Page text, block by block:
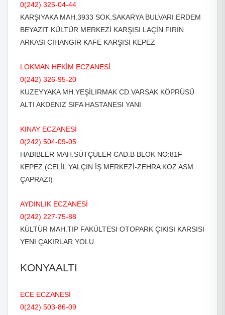
0(242) 325-04-44
KARŞIYAKA MAH.3933 SOK.SAKARYA BULVARI ERDEM
BEYAZIT KÜLTÜR MERKEZİ KARŞISI LAÇİN FIRIN
ARKASI CİHANGİR KAFE KARŞISI KEPEZ
LOKMAN HEKİM ECZANESİ
0(242) 326-95-20
KUZEYYAKA MH.YEŞİLIRMAK CD.VARSAK KÖPRÜSÜ
ALTI AKDENIZ SIFA HASTANESI YANI
KINAY ECZANESİ
0(242) 504-09-05
HABİBLER MAH.SÜTÇÜLER CAD.B BLOK NO:81F
KEPEZ (CELİL YALÇIN İŞ MERKEZİ-ZEHRA KOZ ASM
ÇAPRAZI)
AYDINLIK ECZANESİ
0(242) 227-75-88
KÜLTÜR MAH.TIP FAKÜLTESI OTOPARK ÇIKISI KARSISI
YENI ÇAKIRLAR YOLU
KONYAALTI
ECE ECZANESİ
0(242) 503-86-09